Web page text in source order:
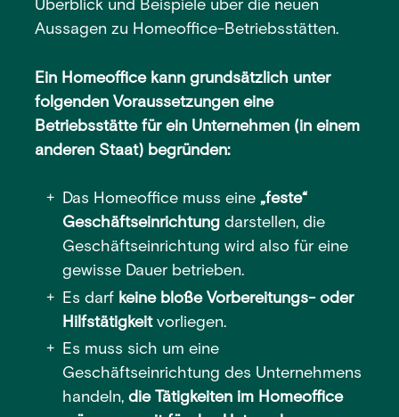
Überblick und Beispiele über die neuen
Aussagen zu Homeoffice-Betriebsstätten.
Ein Homeoffice kann grundsätzlich unter
folgenden Voraussetzungen eine
Betriebsstätte für ein Unternehmen (in einem
anderen Staat) begründen:
Das Homeoffice muss eine „feste“
Geschäftseinrichtungdarstellen, die
Geschäftseinrichtung wird also für eine
gewisse Dauer betrieben.
Es darf keine bloße Vorbereitungs- oder
Hilfstätigkeitvorliegen.
Es muss sich um eine
Geschäftseinrichtung des Unternehmens
handeln, die Tätigkeiten im Homeoffice